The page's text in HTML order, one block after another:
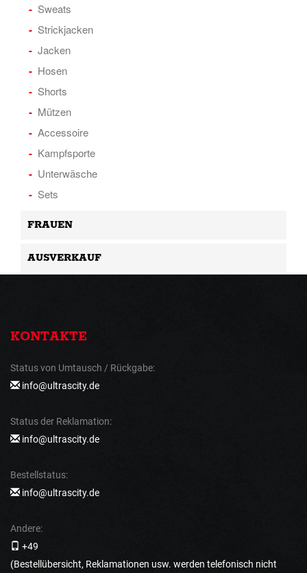
Sweats
Strickjacken
Jacken
Hosen
Shorts
Mützen
Accessoire
Kampfsporte
Unterwäsche
Sets
FRAUEN
AUSVERKAUF
KONTAKTE
Status von Umtausch / Rückgabe:
info@ultrascity.de
Status der Reklamation:
info@ultrascity.de
Bestellstatus:
info@ultrascity.de
Andere:
+49
(Bestellübersicht, Reklamationen usw. werden telefonisch nicht